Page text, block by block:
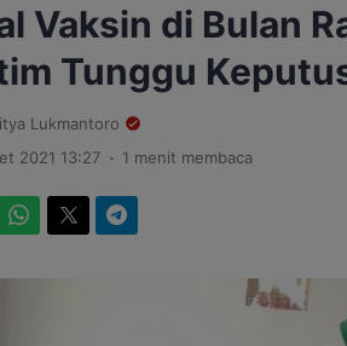
Vaksin di Bulan
Tunggu
Lukmantoro
2021 13:27 . 1 menit membaca